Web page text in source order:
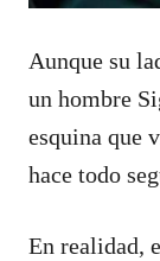
Aunque su
un hombre
esquina que
hace todo
En realidad,